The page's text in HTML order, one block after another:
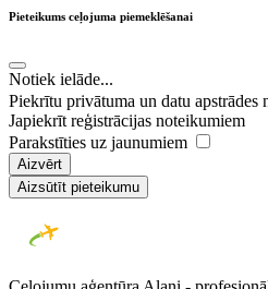
Pieteikums ceļojuma piemeklēšanai
Notiek ielāde...
Piekrītu privātuma un datu apstrādes
Japiekrīt reģistrācijas noteikumiem
Parakstīties uz jaunumiem
Aizvērt
Aizsūtīt pieteikumu